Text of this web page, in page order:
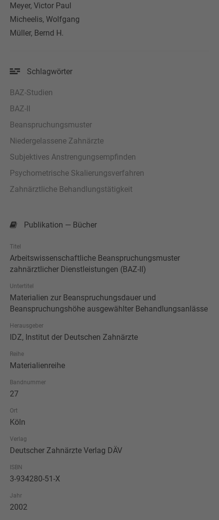
Meyer, Victor Paul
Micheelis, Wolfgang
Müller, Bernd H.
Schlagwörter
BAZ-Studien
BAZ-II
Beanspruchungsmuster
Niedergelassene Zahnärzte
Subjektives Anstrengungsempfinden
Psychometrische Skalierungsverfahren
Zahnärztliche Behandlungstätigkeit
Publikation — Bücher
Titel
Arbeitswissenschaftliche Beanspruchungsmuster
zahnärztlicher Dienstleistungen (BAZ-II)
Untertitel
Materialien zur Beanspruchungsdauer und
Beanspruchungshöhe ausgewählter Behandlungsanlässe
Herausgeber
IDZ, Institut der Deutschen Zahnärzte
Reihe
Materialienreihe
Bandnummer
27
Ort
Köln
Verlag
Deutscher Zahnärzte Verlag DÄV
ISBN
3-934280-51-X
Jahr
2002